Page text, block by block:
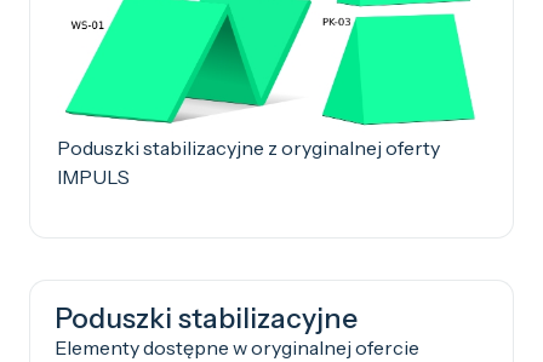
Poduszki stabilizacyjne z oryginalnej oferty
IMPULS
Poduszki stabilizacyjne
Elementy dostępne w oryginalnej ofercie